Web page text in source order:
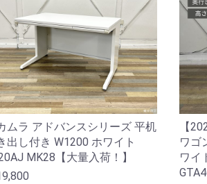
ムラ アドバンスシリーズ 平机
出し付き W1200 ホワイト
MK28【大量入荷！】
【
ワゴ
ワイ